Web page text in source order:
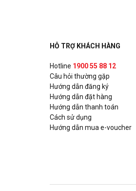
Tòa nhà UDIC N04
Ashima - Xuân Thủy
Số 93 Xuân Thủy, P.
Ashima - Nguyễn Trãi
Số 331A Nguyễn Trãi, P.
Gogi House - KNG
HỖ TRỢ KHÁCH HÀNG
Hotline 1900 55 88 12
Câu hỏi thường gặp
Hướng dẫn đăng ký
Hướng dẫn đặt hàng
Hướng dẫn thanh toán
Cách sử dụng
Hướng dẫn mua e-voucher